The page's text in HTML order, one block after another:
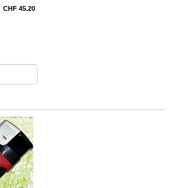
CHF 45.20